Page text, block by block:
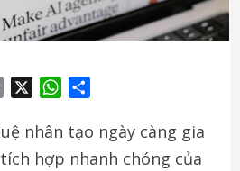
Copy
WhatsApp
nhân tạo ngày càng gia
hợp nhanh chóng của